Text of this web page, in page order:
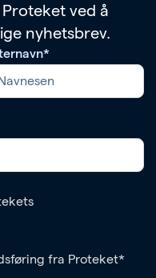
ved å
nyhetsbrev.
*
fra Proteket*